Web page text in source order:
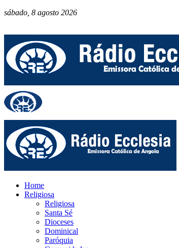
sábado, 8 agosto 2026
Home
Religiosa
Religiosa
Santa Sé
Dioceses
Dominical
Paróquia